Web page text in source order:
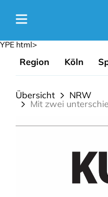
YPE html>
Region Köln
Übersicht NRW
Mit zwei